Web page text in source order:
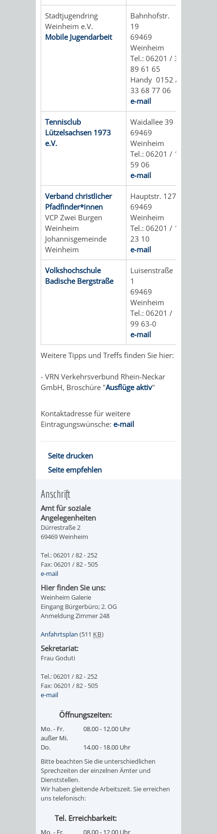
VERANSTALTUNGEN
AUSBILDUNG
&
PRAKTIKA
LEIHVERKEHR
BIBLIOTHEK
SERVICE
LEHRER/INNEN
ERZIEHER/INNEN
VERMIETUNG
VON
RÄUMEN
HAUS
BÜRGERSAAL
RATHAUS
STADTARCHIV
BENUTZUNG
MELDEKARTEI
/
FAMILIENFORSCHUNG
BESTANDSÜBERSICHT
VERÖFFENTLICHUNGEN
JÜDISCHE
SPUREN
WEINHEIM
KRIEGERDENKMAL
NOTRUFNUMMERN
NOTDIENSTE
PARTEIEN
EINRICHTUNGEN
SPIELPLÄTZE
SPORTSTÄTTEN
BÄDER
STADTHALLE
ROLF-
HAUS
BÜRGERSAAL
IM
ALTEN
RATHAUS
Stadtjugendring
Weinheim e.V.
Mobile Jugendarbeit
Bahnhofstr.
19
69469
Weinheim
Tel.: 06201 / 3
89 61 65
Handy 0152 /
33 68 77 06
e-mail
Tennisclub
Lützelsachsen 1973
e.V.
Waidallee 39
69469
Weinheim
Tel.: 06201 / 1
59 06
e-mail
Verband christlicher
Pfadfinder*innen
VCP Zwei Burgen
Weinheim
Johannisgemeinde
Weinheim
Hauptstr. 127
69469
Weinheim
Tel.: 06201 / 1
23 10
e-mail
Volkshochschule
Badische Bergstraße
Luisenstraße
1
69469
Weinheim
Tel.: 06201 /
99 63-0
e-mail
Weitere Tipps und Treffs finden Sie hier:
- VRN Verkehrsverbund Rhein-Neckar
GmbH, Broschüre "Ausflüge aktiv"
Kontaktadresse für weitere
Eintragungswünsche: e-mail
Seite drucken
Seite empfehlen
Anschrift
Amt für soziale
Angelegenheiten
Dürrestraße 2
69469 Weinheim
Tel.: 06201 / 82 - 252
Fax: 06201 / 82 - 505
e-mail
Hier finden Sie uns:
Weinheim Galerie
Eingang Bürgerbüro; 2. OG
Anmeldung Zimmer 248
Anfahrtsplan (511 KB)
Sekretariat:
Frau Goduti
Tel.: 06201 / 82 - 252
Fax: 06201 / 82 - 505
e-mail
Öffnungszeiten:
Mo. - Fr.
außer Mi.
08.00 - 12.00 Uhr
Do.
14.00 - 18.00 Uhr
Bitte beachten Sie die unterschiedlichen
Sprechzeiten der einzelnen Ämter und
Dienststellen.
Wir haben gleitende Arbeitszeit. Sie erreichen
uns telefonisch:
Tel. Erreichbarkeit:
Mo. - Fr. 08.00 - 12.00 Uhr